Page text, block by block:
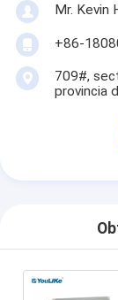
Mr. Kevin
+86-
709#,
provincia